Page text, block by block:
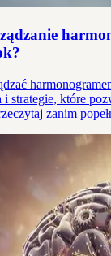
strategie, które
zanim